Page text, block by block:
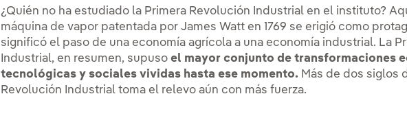
¿Quién no ha estudiado la Primera Revolución Industrial en el instituto?
máquina de vapor patentada por James Watt en 1769 se erigió como
significó el paso de una economía agrícola a una economía industrial. La
Industrial, en resumen, supusoel mayor conjunto de transformaciones
tecnológicas y sociales vividas hasta ese momento. Más de dos siglos
Revolución Industrial toma el relevo aún con más fuerza.